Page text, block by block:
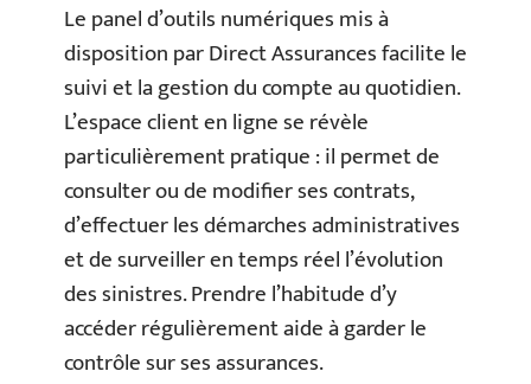
Le panel d’outils numériques mis à
disposition par Direct Assurances facilite le
suivi et la gestion du compte au quotidien.
L’espace client en ligne se révèle
particulièrement pratique : il permet de
consulter ou de modifier ses contrats,
d’effectuer les démarches administratives
et de surveiller en temps réel l’évolution
des sinistres. Prendre l’habitude d’y
accéder régulièrement aide à garder le
contrôle sur ses assurances.